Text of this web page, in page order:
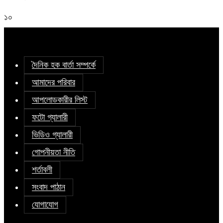
১০
দৈনিক হক বার্তা সম্পর্কে
আমাদের পরিবার
আপলোডকারীর লিস্ট
ফটো গ্যালারী
ভিডিও গ্যালারী
গোপনীয়তা নীতি
শর্তাবলী
সংবাদ পাঠান
যোগাযোগ